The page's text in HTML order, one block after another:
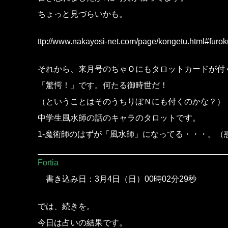
ちょっと見づらいかも。
ttp://www.nakayosi-net.com/page/
それから、来月号のちゃＯにもタロットカードが付
「驚愕！」です。何たる御時世だ！
（ということはそのうちりぼＮにも付くのかな？）
中学生風水師の話のキャラのタロットです。
1-魔術師のはずが「風水師」になってる・・・。（
Fortia
書き込み日：3月4日（日）00時02分29秒
では、続きを。
今日は占いの結果です。